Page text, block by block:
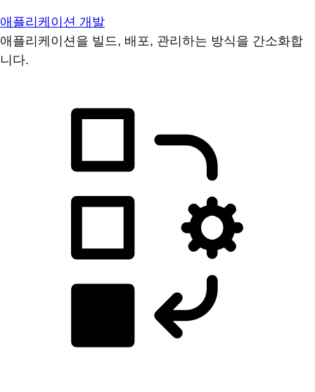
애플리케이션 개발
애플리케이션을 빌드, 배포, 관리하는 방식을 간소화합
니다.